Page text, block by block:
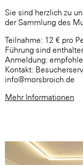
Sie sind herzlich zu
der Sammlung des
Teilnahme: 12 € pro
Führung sind
Anmeldung:
Kontakt:
info@morsbroich.de
Mehr Informationen